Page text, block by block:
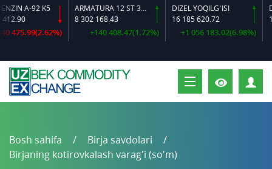
A-92 K5
475.99(2.62%)
ARMATURA 12 ST 35 GS O‘LCHAMLI
8 302 168.43
+140 408.47(1.72%)
DIZEL YOQILG‘ISI
16 185 620.72
+1 056 183.02(6.98%)
Bosh sahifa
Birja savdolari
Birjaning kotirovkalash varag'i (so'm)